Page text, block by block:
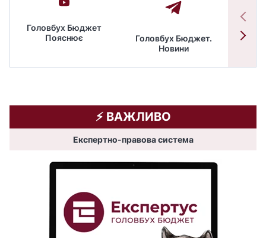
Головбух Бюджет
Пояснює
Головбух Бюджет.
Новини
⚡️ ВАЖЛИВО
Експертно-правова система